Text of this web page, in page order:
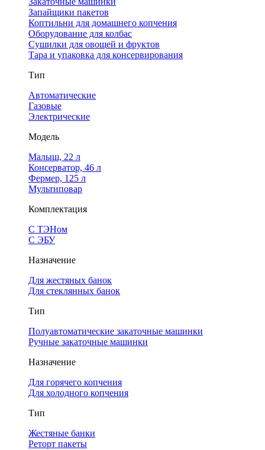
Запайщики пакетов
Коптильни для домашнего копчения
Оборудование для колбас
Сушилки для овощей и фруктов
Тара и упаковка для консервирования
Тип
Автоматические
Газовые
Электрические
Модель
Малыш, 22 л
Консерватор, 46 л
Фермер, 125 л
Мультиповар
Комплектация
С ТЭНом
С ЭБУ
Назначение
Для жестяных банок
Для стеклянных банок
Тип
Полуавтоматические закаточные машинки
Ручные закаточные машинки
Назначение
Для горячего копчения
Для холодного копчения
Тип
Жестяные банки
Реторт пакеты